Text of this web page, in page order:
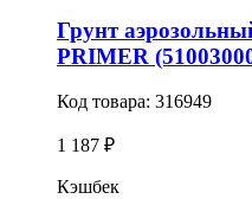
Грунт
PRIMER
Код товара: 316949
1 187 ₽
Кэшбек